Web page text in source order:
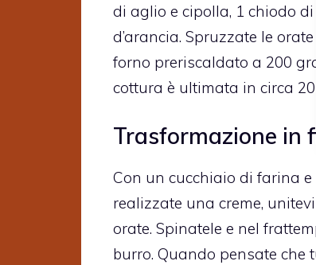
di aglio e cipolla, 1 chiodo
d’arancia. Spruzzate le
forno preriscaldato a 200
cottura è ultimata in circa 20
Trasformazione in
Con un cucchiaio di farina
realizzate una creme,
orate. Spinatele e nel
burro. Quando pensate che